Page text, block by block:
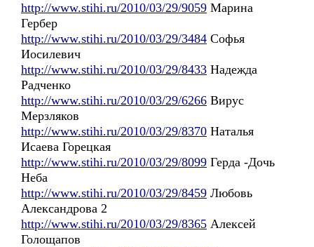
http://www.stihi.ru/2010/03/29/9059 Марина
Гербер
http://www.stihi.ru/2010/03/29/3484 Софья
Иосилевич
http://www.stihi.ru/2010/03/29/8433 Надежда
Радченко
http://www.stihi.ru/2010/03/29/6266 Вирус
Мерзляков
http://www.stihi.ru/2010/03/29/8370 Наталья
Исаева Горецкая
http://www.stihi.ru/2010/03/29/8099 Герда -Дочь
Неба
http://www.stihi.ru/2010/03/29/8459 Любовь
Александрова 2
http://www.stihi.ru/2010/03/29/8365 Алексей
Голощапов